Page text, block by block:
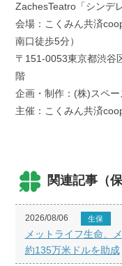
ZachesTeatro「シンデレ
会場：こくみん共済
南口徒歩5分）
〒151-0053東京都渋谷
階
企画・制作：(株)スペー
主催：こくみん共済
関連記事（
2026/08/06 生保
メットライフ生命、
約135万米ドルを助成